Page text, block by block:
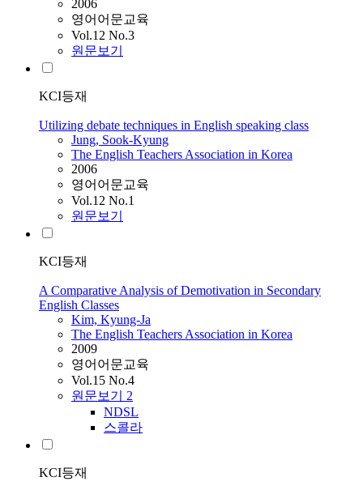
2006
영어어문교육
Vol.12 No.3
원문보기
KCI등재
Utilizing debate techniques in English speaking class
Jung, Sook-Kyung
The English Teachers Association in Korea
2006
영어어문교육
Vol.12 No.1
원문보기
KCI등재
A Comparative Analysis of Demotivation in Secondary
English Classes
Kim, Kyung-Ja
The English Teachers Association in Korea
2009
영어어문교육
Vol.15 No.4
원문보기 2
NDSL
스콜라
KCI등재